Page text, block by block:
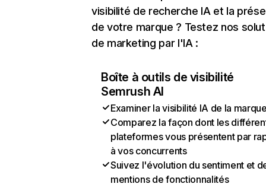
visibilité de recherche IA et la
de votre marque ? Testez nos
de marketing par l'IA :
Boîte à outils de visibilité
Semrush AI
Examiner la visibilité IA de la
Comparez la façon dont les
plateformes vous présentent par
à vos concurrents
Suivez l'évolution du sentiment et
mentions de fonctionnalités